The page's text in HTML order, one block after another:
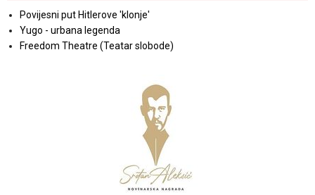
Povijesni put Hitlerove 'klonje'
Yugo - urbana legenda
Freedom Theatre (Teatar slobode)